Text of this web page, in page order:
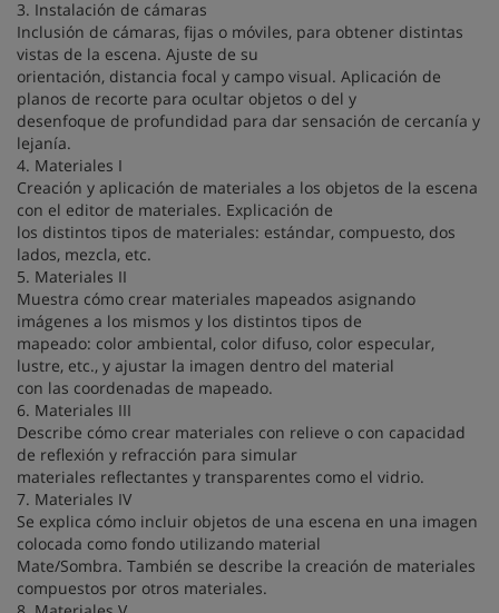
3. Instalación de cámaras
Inclusión de cámaras, fijas o móviles, para obtener distintas
vistas de la escena. Ajuste de su
orientación, distancia focal y campo visual. Aplicación de
planos de recorte para ocultar objetos o del y
desenfoque de profundidad para dar sensación de cercanía y
lejanía.
4. Materiales I
Creación y aplicación de materiales a los objetos de la escena
con el editor de materiales. Explicación de
los distintos tipos de materiales: estándar, compuesto, dos
lados, mezcla, etc.
5. Materiales II
Muestra cómo crear materiales mapeados asignando
imágenes a los mismos y los distintos tipos de
mapeado: color ambiental, color difuso, color especular,
lustre, etc., y ajustar la imagen dentro del material
con las coordenadas de mapeado.
6. Materiales III
Describe cómo crear materiales con relieve o con capacidad
de reflexión y refracción para simular
materiales reflectantes y transparentes como el vidrio.
7. Materiales IV
Se explica cómo incluir objetos de una escena en una imagen
colocada como fondo utilizando material
Mate/Sombra. También se describe la creación de materiales
compuestos por otros materiales.